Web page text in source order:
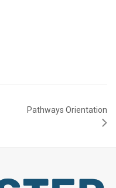
Pathways Orientation